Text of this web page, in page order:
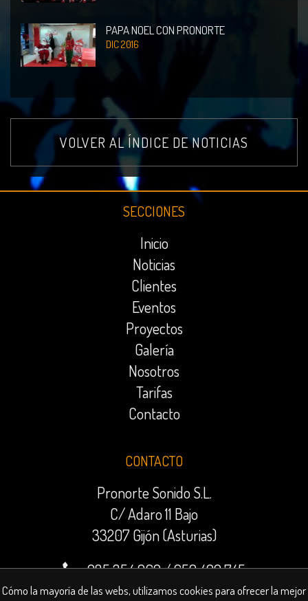
Cómo la mayoría de las webs, utilizamos cookies para ofrecer la mejor
PAPA NOEL CON PRONORTE
DIC 2016
VOLVER AL ÍNDICE DE NOTICIAS
SECCIONES
Inicio
Noticias
Clientes
Eventos
Proyectos
Galería
Nosotros
Tarifas
Contacto
CONTACTO
Pronorte Sonido S.L.
C/ Adaro 11 Bajo
33207 Gijón (Asturias)
985 354 969/659 499 745
contratacion@pronorte.es